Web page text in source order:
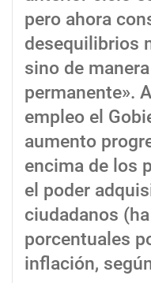
pero ahora
desequilibrios
sino de
permanente».
empleo el
aumento
encima de los
el poder
ciudadanos
porcentuales
inflación,